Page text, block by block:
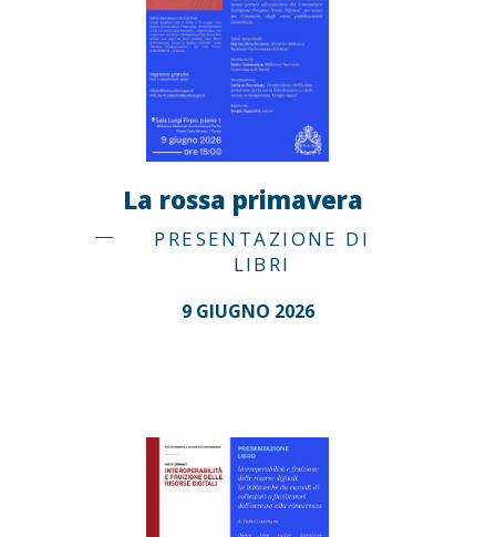
La rossa primavera
PRESENTAZIONE DI
LIBRI
9 GIUGNO 2026